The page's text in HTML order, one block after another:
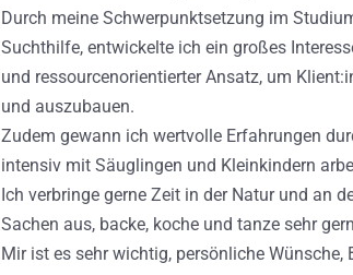
Durch meine Schwerpunktsetzung im
Suchthilfe, entwickelte ich ein großes
und ressourcenorientierter Ansatz, um
und auszubauen.
Zudem gewann ich wertvolle Erfahrungen
intensiv mit Säuglingen und Kleinkindern
Ich verbringe gerne Zeit in der Natur und an
Sachen aus, backe, koche und tanze sehr
Mir ist es sehr wichtig, persönliche